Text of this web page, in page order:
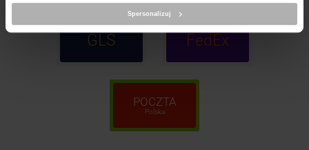
Spersonalizuj
GLS FedEx
POCZTA
Polska